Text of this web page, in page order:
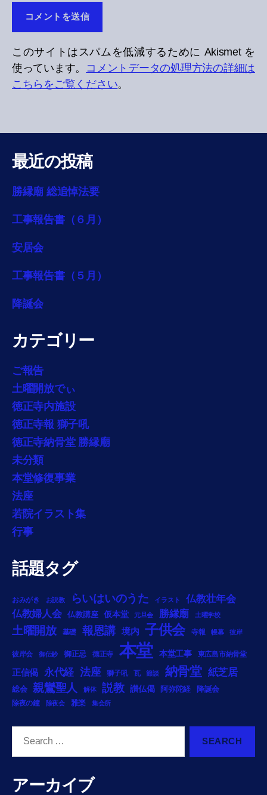
このサイトはスパムを低減するために Akismet を
使っています。 コメントデータの処理方法の詳細は
こちらをご覧ください。
最近の投稿
勝縁廟 総追悼法要
工事報告書（６月）
安居会
工事報告書（５月）
降誕会
カテゴリー
ご報告
土曜開放でぃ
徳正寺内施設
徳正寺報 獅子吼
徳正寺納骨堂 勝縁廟
未分類
本堂修復事業
法座
若院イラスト集
行事
話題タグ
おみがき お説教 らいはいのうた イラスト
仏教壮年会
仏教婦人会
仏教講座 仮本堂 元旦会 勝縁廟 土曜学校
土曜開放 基礎 報恩講 境内 子供会 寺報 幔幕 彼岸
彼岸会 御伝鈔 御正忌 徳正寺 本堂 本堂工事 東広島市納骨堂
正信偈 永代経 法座 獅子吼 瓦 節談 納骨堂 紙芝居
総会 親鸞聖人 解体 説教 讃仏偈 阿弥陀経 降誕会
除夜の鐘 除夜会 雅楽 集会所
アーカイブ